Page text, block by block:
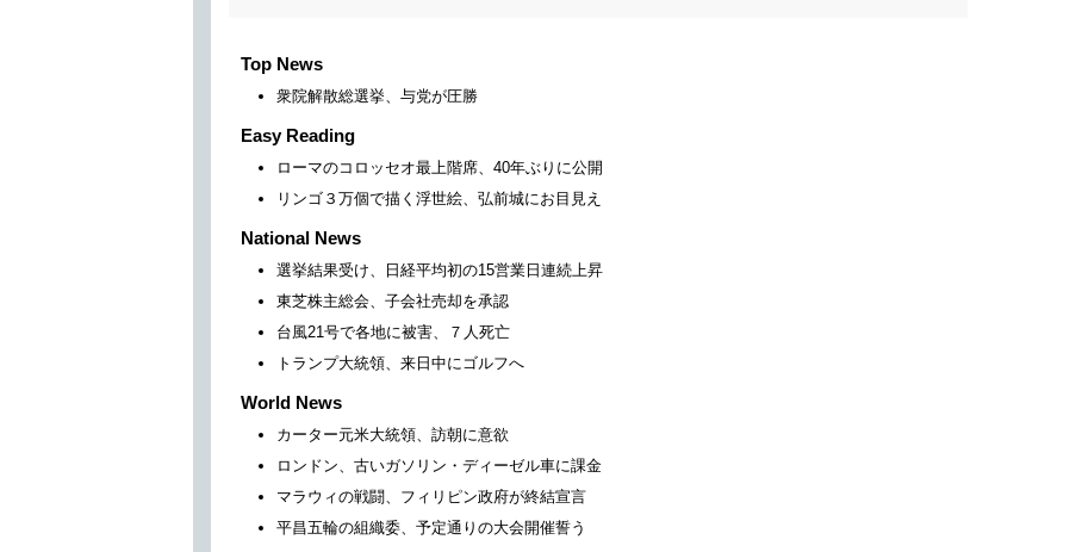
Top News
衆院解散総選挙、与党が圧勝
Easy Reading
ローマのコロッセオ最上階席、40年ぶりに公開
リンゴ３万個で描く浮世絵、弘前城にお目見え
National News
選挙結果受け、日経平均初の15営業日連続上昇
東芝株主総会、子会社売却を承認
台風21号で各地に被害、７人死亡
トランプ大統領、来日中にゴルフへ
World News
カーター元米大統領、訪朝に意欲
ロンドン、古いガソリン・ディーゼル車に課金
マラウィの戦闘、フィリピン政府が終結宣言
平昌五輪の組織委、予定通りの大会開催誓う